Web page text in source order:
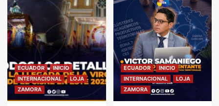
ECUADOR
INICIO
INTERNACIONAL
LOJA
ZAMORA
ECUADOR
INICIO
INTERNACIONAL
LOJA
ZAMORA